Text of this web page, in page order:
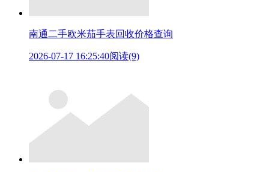
南通二手欧米茄手表回收价格查询
2026-07-17 16:25:40阅读(9)